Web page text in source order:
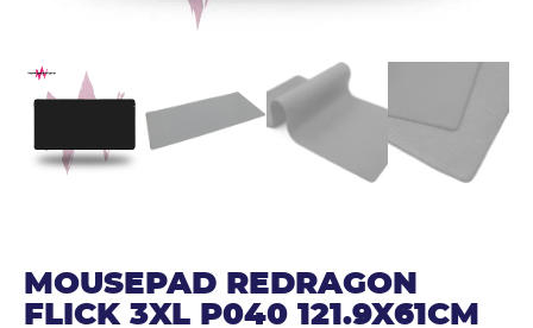
MOUSEPAD REDRAGON
FLICK 3XL P040 121.9X61CM